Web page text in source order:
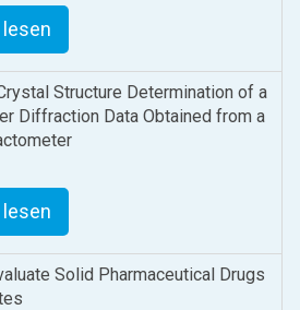
Structure Determination of a
Diffraction Data Obtained from a
Solid Pharmaceutical Drugs